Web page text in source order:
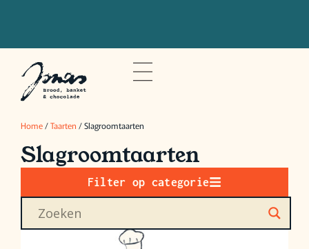
Bestel voor 20u om je bestelling de
volgende dag op te halen
Home/Taarten / Slagroomtaarten
Slagroomtaarten
Filter op categorie